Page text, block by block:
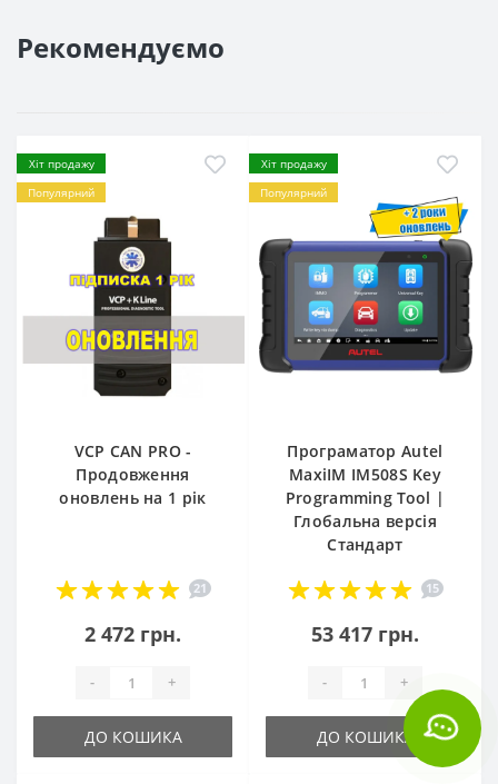
Рекомендуємо
Хіт продажу
Популярний
VCP CAN PRO -
Продовження
оновлень на 1 рік
21
2 472 грн.
- +
ДО КОШИКА
Хіт продажу
Популярний
Програматор Autel
MaxiIM IM508S Key
Programming Tool |
Глобальна версія
Стандарт
15
53 417 грн.
- +
ДО КОШИКА